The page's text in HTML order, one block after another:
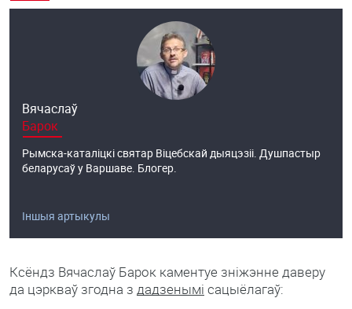
Вячаслаў
Барок
Рымска-каталіцкі святар Віцебскай дыяцэзіі. Душпастыр
беларусаў у Варшаве. Блогер.
Іншыя артыкулы
Ксёндз Вячаслаў Барок каментуе зніжэнне даверу
да цэркваў згодна з дадзенымі сацыёлагаў: